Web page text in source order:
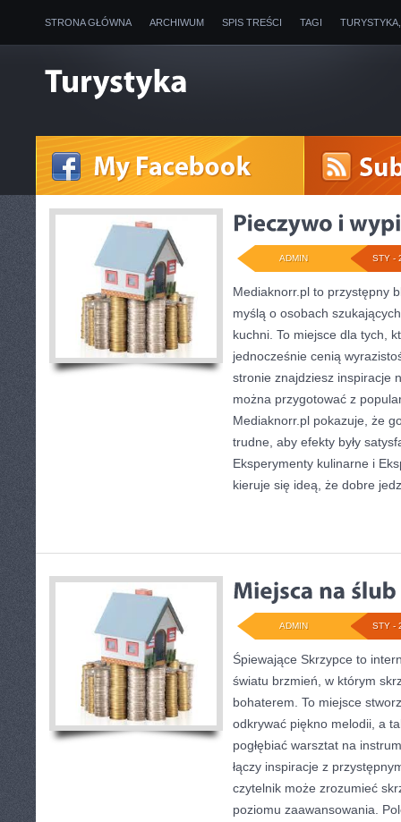
STRONA GŁÓWNA ARCHIWUM SPIS TREŚCI TAGI
STY -
ADMIN
Mediaknorr.pl to przystępny
myślą o osobach
kuchni. To miejsce dla tych,
jednocześnie cenią
stronie znajdziesz inspiracje
można przygotować z
Mediaknorr.pl pokazuje, że
trudne, aby efekty były
Eksperymenty kulinarne i
kieruje się ideą, że dobre
STY -
ADMIN
Śpiewające Skrzypce to
światu brzmień, w którym
bohaterem. To miejsce
odkrywać piękno melodii, a
pogłębiać warsztat na
łączy inspiracje z
czytelnik może zrozumieć
poziomu zaawansowania.